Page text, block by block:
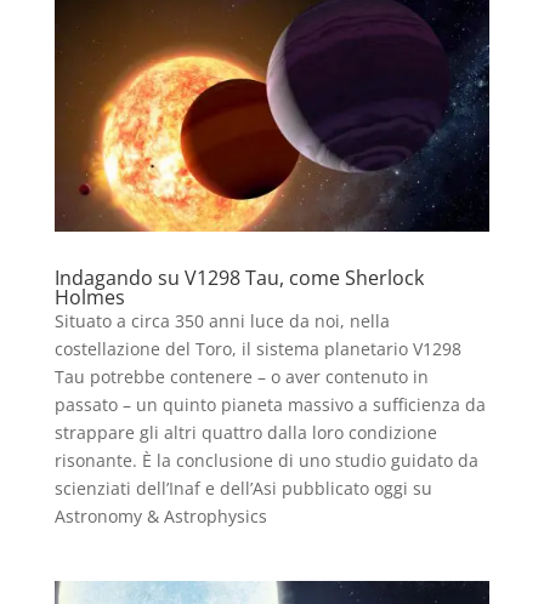
Indagando su V1298 Tau, come Sherlock
Holmes
Situato a circa 350 anni luce da noi, nella
costellazione del Toro, il sistema planetario V1298
Tau potrebbe contenere – o aver contenuto in
passato – un quinto pianeta massivo a sufficienza da
strappare gli altri quattro dalla loro condizione
risonante. È la conclusione di uno studio guidato da
scienziati dell’Inaf e dell’Asi pubblicato oggi su
Astronomy & Astrophysics